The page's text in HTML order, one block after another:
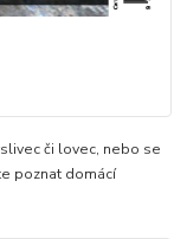
či lovec, nebo se
poznat domácí